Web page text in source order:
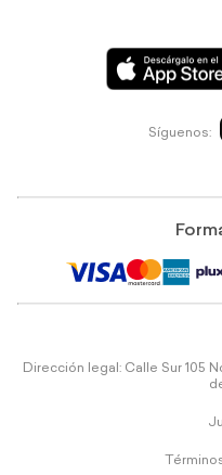
Síguenos:
Dirección legal: Calle Sur 105